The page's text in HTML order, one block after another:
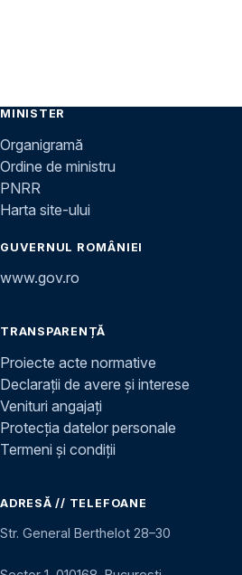
MINISTER
Organigramă
Ordine de ministru
PNRR
Harta site-ului
GUVERNUL ROMÂNIEI
www.gov.ro
TRANSPARENȚĂ
Proiecte acte normative
Declarații de avere și interese
Venituri angajați
Protecția datelor personale
Termeni și condiții
ADRESĂ // TELEFOANE
Str. General Berthelot 28–30